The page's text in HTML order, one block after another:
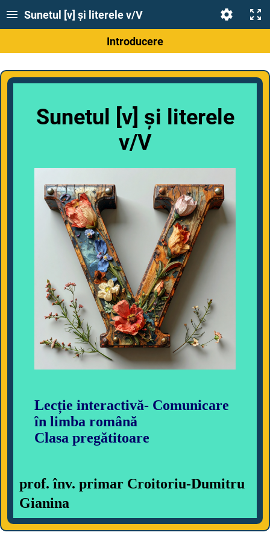
Sunetul [v] și literele v/V
Introducere
Sunetul [v] și literele
v/V
Lecție interactivă- Comunicare
în limba română
Clasa pregătitoare
prof. înv. primar Croitoriu-Dumitru
Gianina